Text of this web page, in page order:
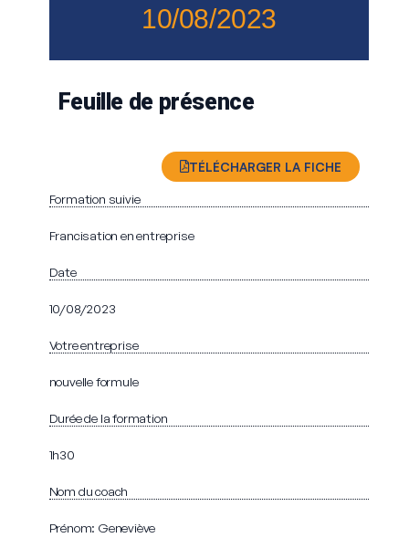
10/08/2023
Feuille de présence
TÉLÉCHARGER LA FICHE
Formation suivie
Francisation en entreprise
Date
10/08/2023
Votre entreprise
nouvelle formule
Durée de la formation
1h30
Nom du coach
Prénom: Geneviève